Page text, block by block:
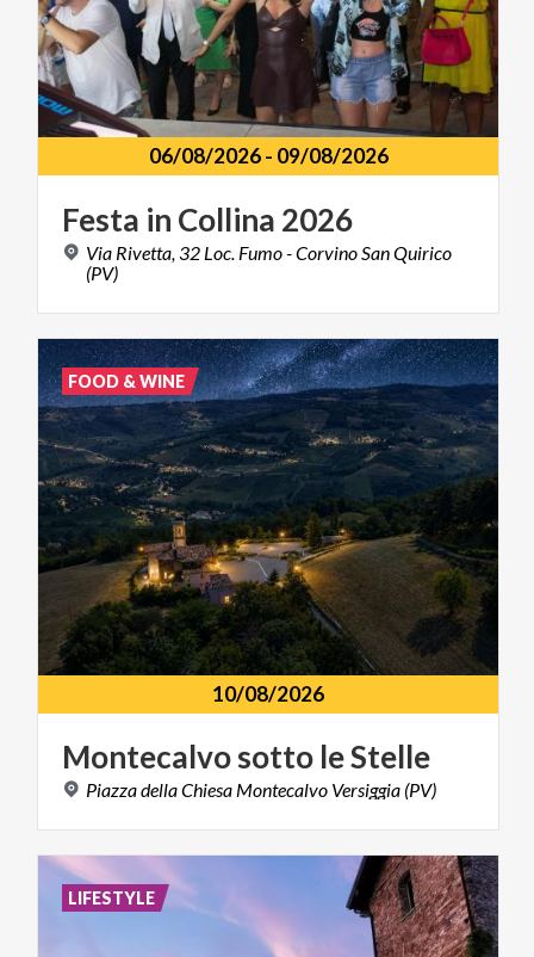
06/08/2026- 09/08/2026
Festa in Collina 2026
Via Rivetta, 32 Loc. Fumo - Corvino San Quirico
(PV)
10/08/2026
Montecalvosotto leStelle
PiazzadellaChiesa Montecalvo Versiggia (PV)
FOOD & WINE
LIFESTYLE